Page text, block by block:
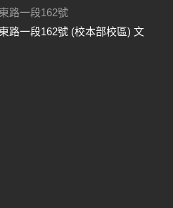
路一段162號
路一段162號 (校本部校區) 文